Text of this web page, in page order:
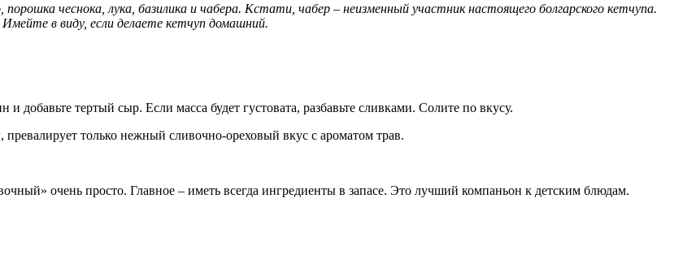
чеснока, лука, базилика и чабера. Кстати, чабер – неизменный участник настоящего болгарского кетчупа.
Имейте в виду, если делаете кетчуп домашний.
добавьте тертый сыр. Если масса будет густовата, разбавьте сливками. Солите по вкусу.
только нежный сливочно-ореховый вкус с ароматом трав.
очень просто. Главное – иметь всегда ингредиенты в запасе. Это лучший компаньон к детским блюдам.